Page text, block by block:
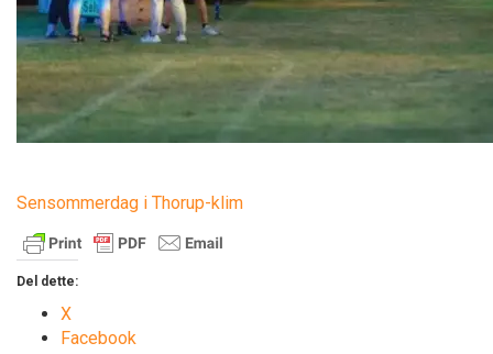
Sensommerdag i Thorup-klim
Del dette:
X
Facebook